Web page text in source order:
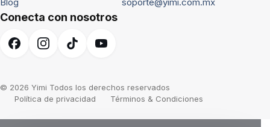
Conecta con nosotros
© 2026 Yimi Todos los derechos reservados
Política de privacidad
Términos & Condiciones